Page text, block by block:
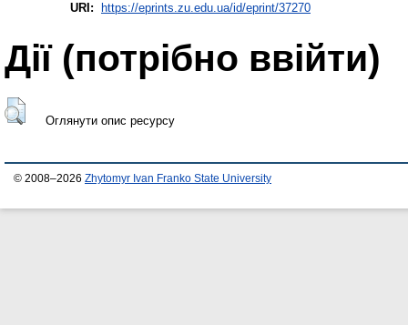
URI:
https://eprints.zu.edu.ua/id/eprint/37270
Дії ​​(потрібно ввійти)
Оглянути опис ресурсу
© 2008–2026 Zhytomyr Ivan Franko State University